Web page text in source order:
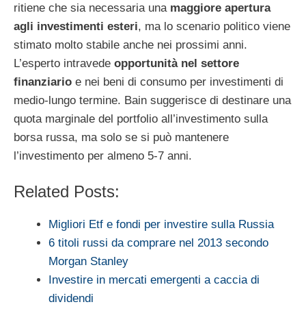
ritiene che sia necessaria una maggiore apertura
agli investimenti esteri, ma lo scenario politico viene
stimato molto stabile anche nei prossimi anni.
L’esperto intravede opportunità nel settore
finanziario e nei beni di consumo per investimenti di
medio-lungo termine. Bain suggerisce di destinare una
quota marginale del portfolio all’investimento sulla
borsa russa, ma solo se si può mantenere
l’investimento per almeno 5-7 anni.
Related Posts:
Migliori Etf e fondi per investire sulla Russia
6 titoli russi da comprare nel 2013 secondo
Morgan Stanley
Investire in mercati emergenti a caccia di
dividendi